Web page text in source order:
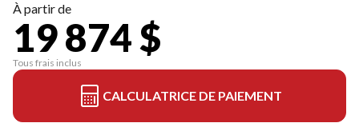
À partir de
19 874 $
Tous frais inclus
CALCULATRICE DE PAIEMENT